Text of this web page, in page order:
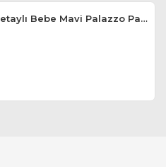
Bel Lastik Detaylı Bebe Mavi Palazzo Pantolon